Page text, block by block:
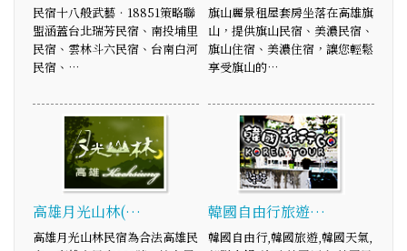
民宿十八般武藝‧18851策略聯
盟涵蓋台北瑞芳民宿、南投埔里
民宿、雲林斗六民宿、台南白河
民宿、…
旗山麗景租屋套房坐落在高雄旗
山，提供旗山民宿、美濃民宿、
旗山住宿、美濃住宿，讓您輕鬆
享受旗山的…
高雄月光山林(…
高雄月光山林民宿為合法高雄民
韓國自由行旅遊…
韓國自由行,韓國旅遊,韓國天氣,